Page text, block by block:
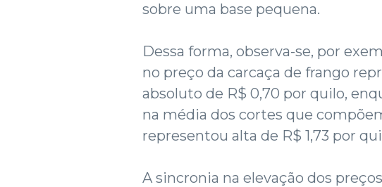
sobre uma base pequena.
Dessa forma, observa-se, por
no preço da carcaça de frango
absoluto de R$ 0,70 por quilo,
na média dos cortes que
representou alta de R$ 1,73 por
A sincronia na elevação dos